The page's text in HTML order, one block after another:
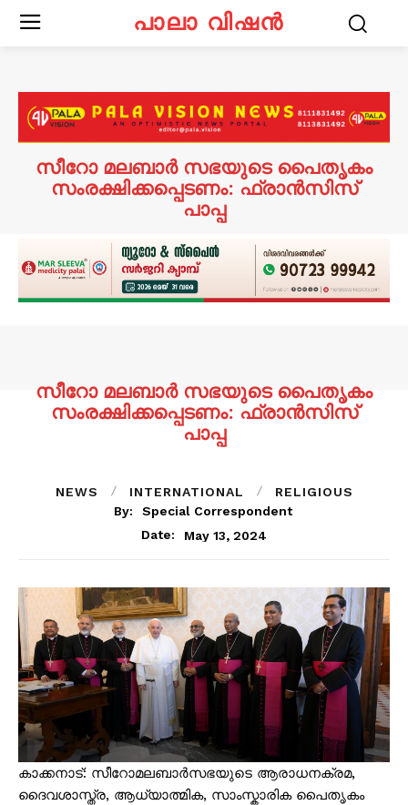
പാലാ വിഷൻ
സീറോ മലബാര്‍ സഭയുടെ പൈതൃകം
സംരക്ഷിക്കപ്പെടണം: ഫ്രാന്‍സിസ്
പാപ്പ
സീറോ മലബാര്‍ സഭയുടെ പൈതൃകം
സംരക്ഷിക്കപ്പെടണം: ഫ്രാന്‍സിസ്
പാപ്പ
NEWS INTERNATIONAL
RELIGIOUS
By:
Special Correspondent
Date:
May 13, 2024
കാക്കനാട്: സീറോമലബാര്‍സഭയുടെ ആരാധനക്രമ,
ദൈവശാസ്ത്ര, ആധ്യാത്മിക, സാംസ്കാരിക പൈതൃകം